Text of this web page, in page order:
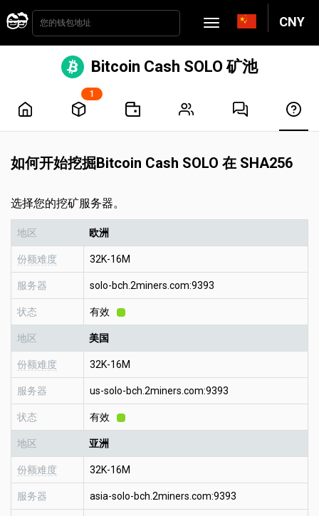
CNY
Bitcoin Cash SOLO 矿池
1
如何开始挖掘Bitcoin Cash SOLO 在 SHA256
选择您的挖矿服务器。
地区 欧洲
份额难度 32K-16M
服务器 solo-bch.2miners.com:9393
状态 有效
地区 美国
份额难度 32K-16M
服务器 us-solo-bch.2miners.com:9393
状态 有效
地区 亚洲
份额难度 32K-16M
服务器 asia-solo-bch.2miners.com:9393